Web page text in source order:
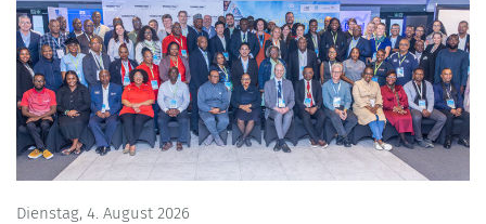
Dienstag, 4. August 2026